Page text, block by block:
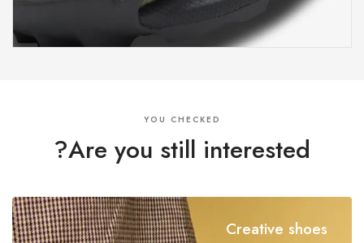
YOU CHECKED
Are you still interested?
Creative shoes